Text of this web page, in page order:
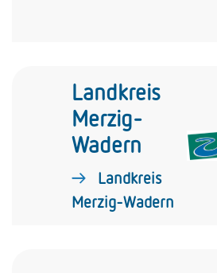
Landkreis
Merzig-
Wadern
Landkreis
Merzig-Wadern